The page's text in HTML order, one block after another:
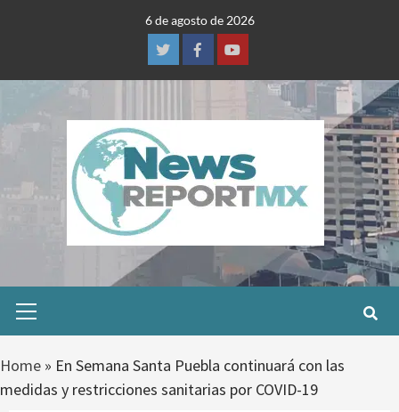
6 de agosto de 2026
TwitterFacebookYoutube
Menu
Home » En Semana Santa Puebla continuará con las
medidas y restricciones sanitarias por COVID-19